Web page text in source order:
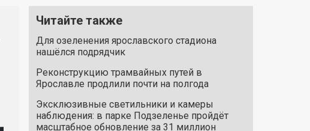
Читайте также
Для озеленения ярославского стадиона
нашёлся подрядчик
Реконструкцию трамвайных путей в
Ярославле продлили почти на полгода
Эксклюзивные светильники и камеры
наблюдения: в парке Подзеленье пройдёт
масштабное обновление за 31 миллион